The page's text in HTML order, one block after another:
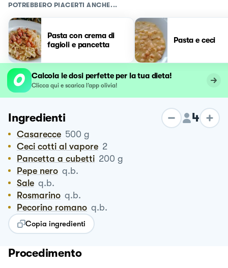
POTREBBERO PIACERTI ANCHE...
Pasta con crema di
fagioli e pancetta
Pasta e ceci
Calcola le dosi perfette per la tua dieta!
Clicca qui e scarica l’app olivia!
Ingredienti 4
Casarecce 500 g
Ceci cotti al vapore 2
Pancetta a cubetti 200 g
Pepe nero q.b.
Sale q.b.
Rosmarino q.b.
Pecorino romano q.b.
Copia ingredienti
Procedimento